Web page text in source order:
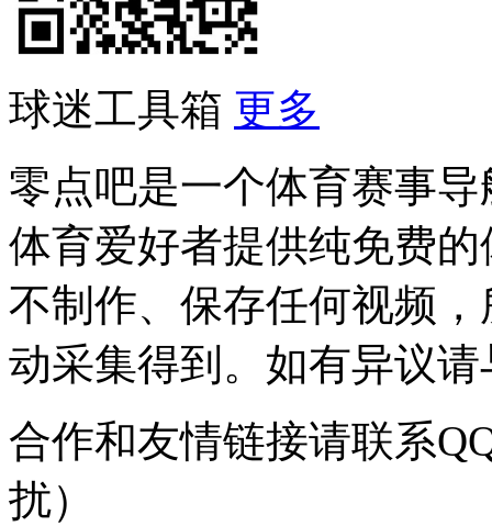
球迷工具箱 更多
零点吧是一个体育赛事
体育爱好者提供纯免费
不制作、保存任何视频
动采集得到。如有异议
合作和友情链接请联系
扰）